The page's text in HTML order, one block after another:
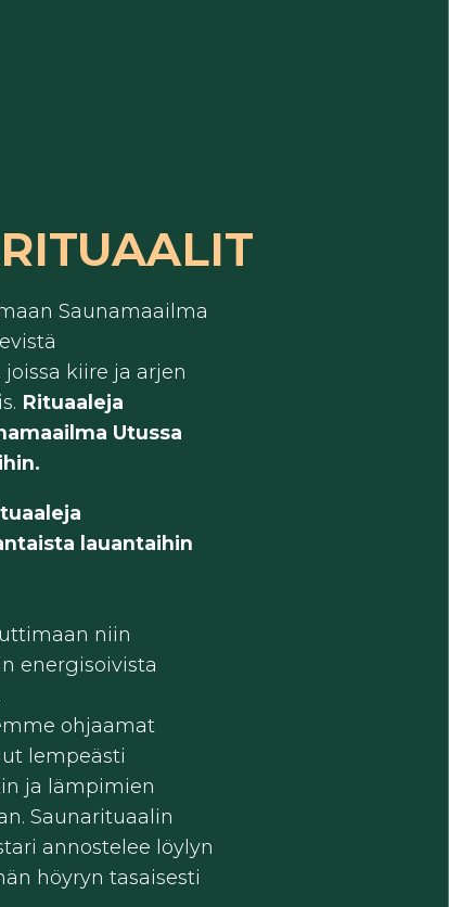
Saunamaailma
kiire ja arjen
Rituaaleja
Utussa
lauantaihin
niin
energisoivista
ohjaamat
lempeästi
ja lämpimien
Saunarituaalin
annostelee löylyn
höyryn tasaisesti